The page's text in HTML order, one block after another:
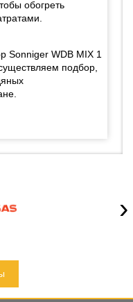
обогреть
Sonniger WDB MIX 1
подбор,
›